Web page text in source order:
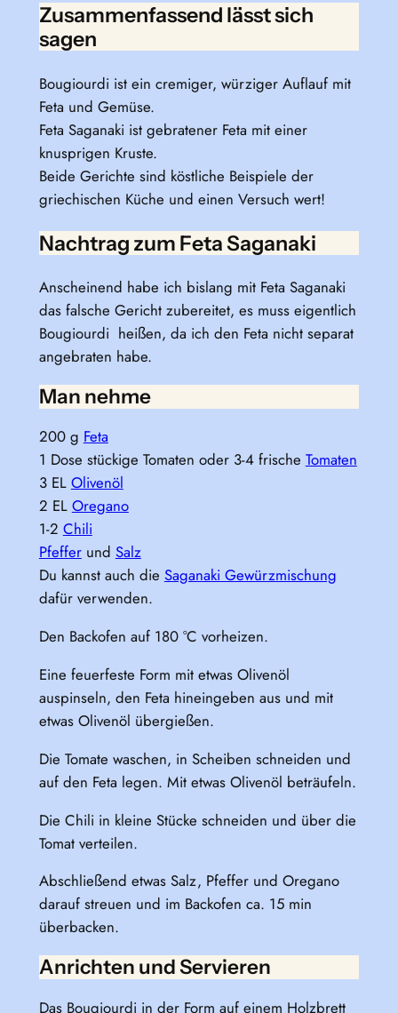
Zusammenfassend lässt sich
sagen
Bougiourdi ist ein cremiger, würziger Auflauf mit
Feta und Gemüse.
Feta Saganaki ist gebratener Feta mit einer
knusprigen Kruste.
Beide Gerichte sind köstliche Beispiele der
griechischen Küche und einen Versuch wert!
Nachtrag zum Feta Saganaki
Anscheinend habe ich bislang mit Feta Saganaki
das falsche Gericht zubereitet, es muss eigentlich
Bougiourdi heißen, da ich den Feta nicht separat
angebraten habe.
Man nehme
200 g Feta
1 Dose stückige Tomaten oder 3-4 frische Tomaten
3 EL Olivenöl
2 EL Oregano
1-2 Chili
Pfefferund Salz
Du kannst auch die Saganaki Gewürzmischung
dafür verwenden.
Den Backofen auf 180 °C vorheizen.
Eine feuerfeste Form mit etwas Olivenöl
auspinseln, den Feta hineingeben aus und mit
etwas Olivenöl übergießen.
Die Tomate waschen, in Scheiben schneiden und
auf den Feta legen. Mit etwas Olivenöl beträufeln.
Die Chili in kleine Stücke schneiden und über die
Tomat verteilen.
Abschließend etwas Salz, Pfeffer und Oregano
darauf streuen und im Backofen ca. 15 min
überbacken.
Anrichten und Servieren
Das Bougiourdi in der Form auf einem Holzbrett